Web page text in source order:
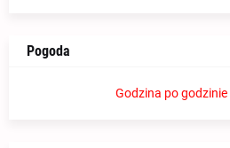
Pogoda
Godzina po godzinie